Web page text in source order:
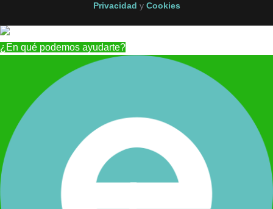
Privacidad y Cookies
¿En qué podemos ayudarte?